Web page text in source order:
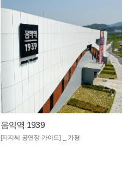
음악역 1939
[지지씨 공연장 가이드] _ 가평